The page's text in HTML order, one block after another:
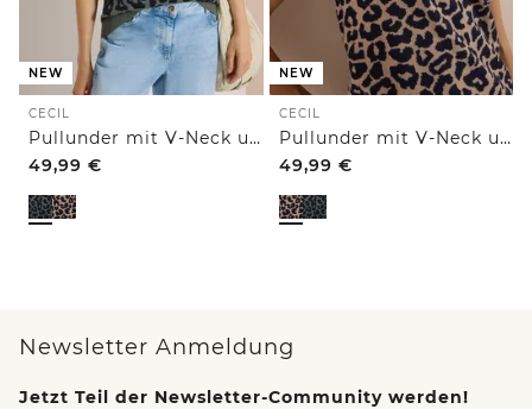
NEW
CECIL
Pullunder mit V-Neck und Leo-Muster
49,99 €
NEW
CECIL
Pullunder mit V-Neck und Leo-Muster
49,99 €
Newsletter Anmeldung
Jetzt Teil der Newsletter-Community werden!